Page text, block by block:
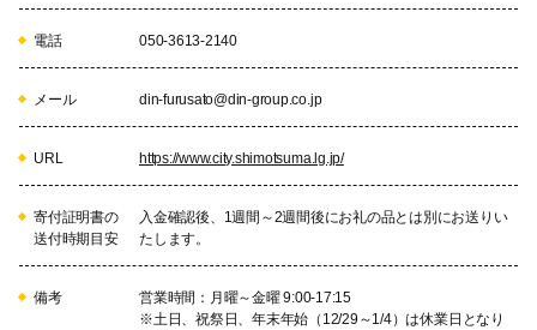
電話 050-3613-2140
メール din-furusato@din-group.co.jp
URL https://www.city.shimotsuma.lg.jp/
寄付証明書の
送付時期目安
入金確認後、1週間～2週間後にお礼の品とは別にお送りい
たします。
備考
営業時間：月曜～金曜 9:00-17:15
※土日、祝祭日、年末年始（12/29～1/4）は休業日となり